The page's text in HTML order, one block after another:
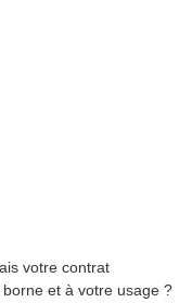
votre contrat
et à votre usage ?